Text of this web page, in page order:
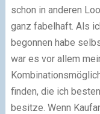
schon in anderen
ganz fabelhaft. Als
begonnen habe
war es vor allem
finden, die ich
besitze. Wenn